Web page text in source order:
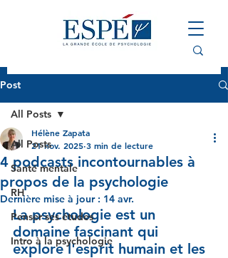
Post
All Posts
Santé mentale
RH
Penser ses études
Intro à la psychologie
All Posts
4 podcasts incontournables à
propos de la psychologie
Hélène Zapata
21 nov. 2025 3 min de lecture
Dernière mise à jour : 14 avr.
La psychologie est un
domaine fascinant qui
explore l'esprit humain et les